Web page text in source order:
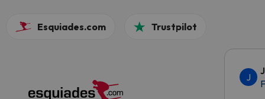
Esquiades.com Trustpilot
J